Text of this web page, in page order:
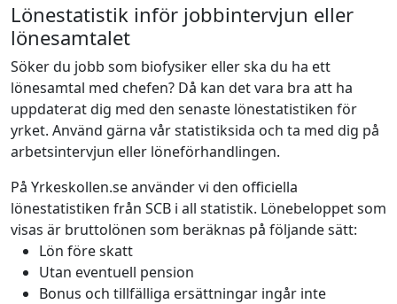
Lönestatistik inför jobbintervjun eller
lönesamtalet
Söker du jobb som biofysiker eller ska du ha ett
lönesamtal med chefen? Då kan det vara bra att ha
uppdaterat dig med den senaste lönestatistiken för
yrket. Använd gärna vår statistiksida och ta med dig på
arbetsintervjun eller löneförhandlingen.
På Yrkeskollen.se använder vi den officiella
lönestatistiken från SCB i all statistik. Lönebeloppet som
visas är bruttolönen som beräknas på följande sätt:
Lön före skatt
Utan eventuell pension
Bonus och tillfälliga ersättningar ingår inte